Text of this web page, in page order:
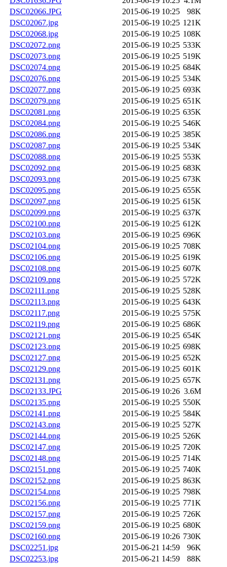
DSC02066.JPG
2015-06-19 10:25
98K
DSC02067.jpg
2015-06-19 10:25 121K
DSC02068.jpg
2015-06-19 10:25 108K
DSC02072.png
2015-06-19 10:25 533K
DSC02073.png
2015-06-19 10:25 519K
DSC02074.png
2015-06-19 10:25 684K
DSC02076.png
2015-06-19 10:25 534K
DSC02077.png
2015-06-19 10:25 693K
DSC02079.png
2015-06-19 10:25 651K
DSC02081.png
2015-06-19 10:25 635K
DSC02084.png
2015-06-19 10:25 546K
DSC02086.png
2015-06-19 10:25 385K
DSC02087.png
2015-06-19 10:25 534K
DSC02088.png
2015-06-19 10:25 553K
DSC02092.png
2015-06-19 10:25 683K
DSC02093.png
2015-06-19 10:25 673K
DSC02095.png
2015-06-19 10:25 655K
DSC02097.png
2015-06-19 10:25 615K
DSC02099.png
2015-06-19 10:25 637K
DSC02100.png
2015-06-19 10:25 612K
DSC02103.png
2015-06-19 10:25 696K
DSC02104.png
2015-06-19 10:25 708K
DSC02106.png
2015-06-19 10:25 619K
DSC02108.png
2015-06-19 10:25 607K
DSC02109.png
2015-06-19 10:25 572K
DSC02111.png
2015-06-19 10:25 528K
DSC02113.png
2015-06-19 10:25 643K
DSC02117.png
2015-06-19 10:25 575K
DSC02119.png
2015-06-19 10:25 686K
DSC02121.png
2015-06-19 10:25 654K
DSC02123.png
2015-06-19 10:25 698K
DSC02127.png
2015-06-19 10:25 652K
DSC02129.png
2015-06-19 10:25 601K
DSC02131.png
2015-06-19 10:25 657K
DSC02133.JPG
2015-06-19 10:26 3.6M
DSC02135.png
2015-06-19 10:25 550K
DSC02141.png
2015-06-19 10:25 584K
DSC02143.png
2015-06-19 10:25 527K
DSC02144.png
2015-06-19 10:25 526K
DSC02147.png
2015-06-19 10:25 720K
DSC02148.png
2015-06-19 10:25 714K
DSC02151.png
2015-06-19 10:25 740K
DSC02152.png
2015-06-19 10:25 863K
DSC02154.png
2015-06-19 10:25 798K
DSC02156.png
2015-06-19 10:25 771K
DSC02157.png
2015-06-19 10:25 726K
DSC02159.png
2015-06-19 10:25 680K
DSC02160.png
2015-06-19 10:26 730K
DSC02251.jpg
2015-06-21 14:59
96K
DSC02253.jpg
2015-06-21 14:59
88K